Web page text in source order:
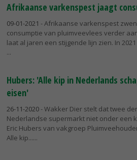
Afrikaanse varkenspest jaagt
09-01-2021 - Afrikaanse varkenspest
consumptie van pluimveevlees verder
laat al jaren een stijgende lijn zien. In
Hubers: 'Alle kip in Nederlands
eisen'
26-11-2020- Wakker Dier stelt dat twee
Nederlandse supermarkt niet onder een
Eric Hubers van vakgroep
Alle kip...